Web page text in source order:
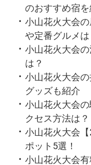
のおすすめ宿
小山花火大会
や定番グルメは
小山花火大会
は？
小山花火大会
グッズも紹介
小山花火大会
クセス方法は？
小山花火大会
ポット5選！
小山花火大会